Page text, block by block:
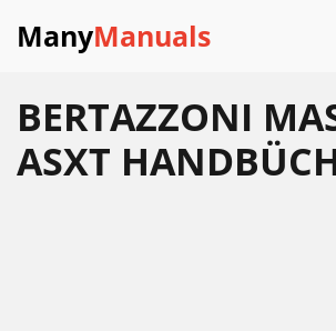
ManyManuals
BERTAZZONI
ASXT